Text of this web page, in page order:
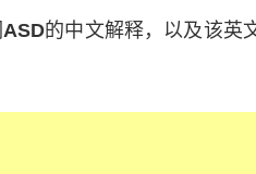
ASD的中文解释，以及该英